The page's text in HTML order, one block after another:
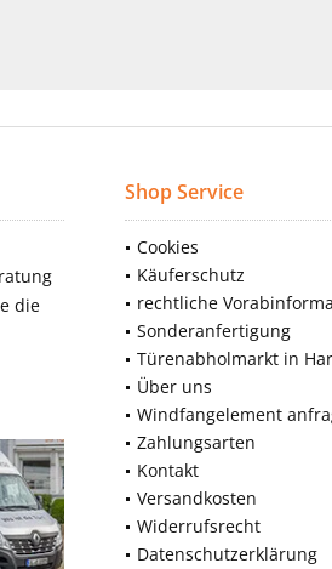
die
Shop Service
Cookies
Käuferschutz
rechtliche
Sonderanfertigung
Türenabholmarkt in
Über uns
Windfangelement
Zahlungsarten
Kontakt
Versandkosten
Widerrufsrecht
Datenschutzerklärung